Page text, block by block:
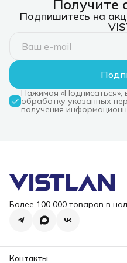
Получите
Подпишитесь на
Нажимая «Подписаться»,
обработку указанных
получения
Более 100 000 товаров в
Контакты